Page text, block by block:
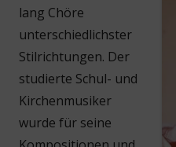
lang Chöre
unterschiedlichster
Stilrichtungen. Der
studierte Schul- und
Kirchenmusiker
wurde für seine